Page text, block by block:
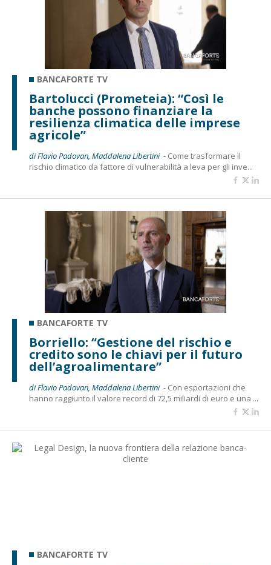
BANCAFORTE TV
Bartolucci (Prometeia): “Così le
banche possono finanziare la
resilienza climatica delle imprese
agricole”
di Flavio Padovan, Maddalena Libertini - Come trasformare il
rischio climatico da fattore di vulnerabilità a leva per gli inve...
BANCAFORTE TV
Borriello: “Gestione del rischio e
credito sono le chiavi per il futuro
dell’agroalimentare”
di Flavio Padovan, Maddalena Libertini - Con esportazioni che
hanno raggiunto il valore record di 72,5 miliardi di euro e una ...
BANCAFORTE TV